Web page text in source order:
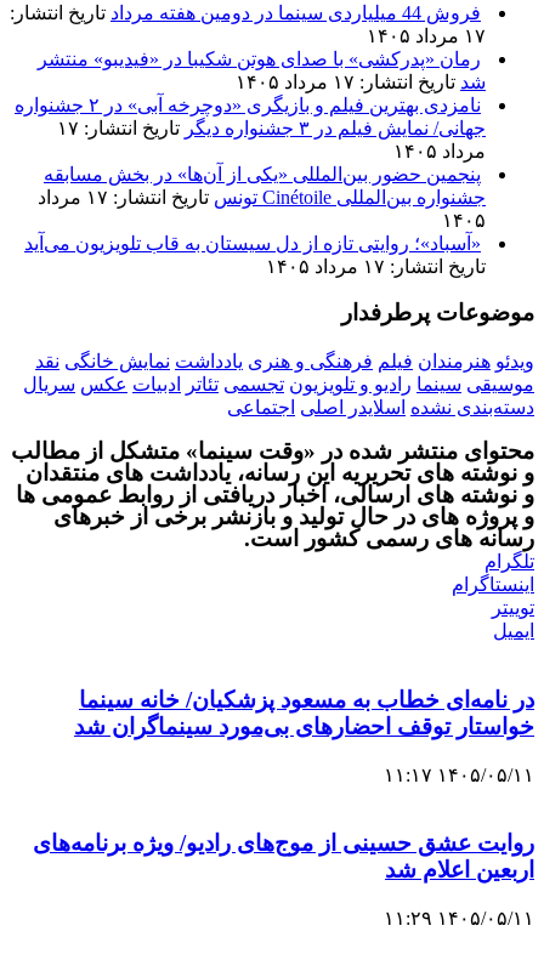
فروش 44 میلیاردی سینما در دومین هفته مرداد
تاریخ انتشار:
۱۷ مرداد ۱۴۰۵
رمان «پدرکشی» با صدای هوتن شکیبا در «فیدیبو» منتشر
شد تاریخ انتشار: ۱۷ مرداد ۱۴۰۵
نامزدی بهترین فیلم و بازیگری «دوچرخه آبی» در ۲ جشنواره
جهانی/ نمایش فیلم در ۳ جشنواره دیگر
تاریخ انتشار: ۱۷
مرداد ۱۴۰۵
پنجمین حضور بین‌المللی «یکی از آن‌ها» در بخش مسابقه
جشنواره بین‌المللی Cinétoile تونس
تاریخ انتشار: ۱۷ مرداد
۱۴۰۵
«آسباد»؛ روایتی تازه از دل سیستان به قاب تلویزیون می‌آید
تاریخ انتشار: ۱۷ مرداد ۱۴۰۵
موضوعات پرطرفدار
ویدئو هنرمندان فیلم فرهنگی و هنری یادداشت نمایش خانگی نقد
موسیقی سینما رادیو و تلویزیون تجسمی تئاتر ادبیات عکس سریال
دسته‌بندی نشده اسلایدر اصلی اجتماعی
محتوای منتشر شده در «وقت سینما» متشکل از مطالب
و نوشته های تحریریه این رسانه، یادداشت های منتقدان
و نوشته های ارسالی، اخبار دریافتی از روابط عمومی ها
و پروژه های در حال تولید و بازنشر برخی از خبرهای
رسانه های رسمی کشور است.
تلگرام
اینستاگرام
توییتر
ایمیل
در نامه‌ای خطاب به مسعود پزشکیان/ خانه سینما
خواستار توقف احضارهای بی‌مورد سینماگران شد
۱۴۰۵/۰۵/۱۱ ۱۱:۱۷
روایت عشق حسینی از موج‌های رادیو/ ویژه ‌برنامه‌های
اربعین اعلام شد
۱۴۰۵/۰۵/۱۱ ۱۱:۲۹